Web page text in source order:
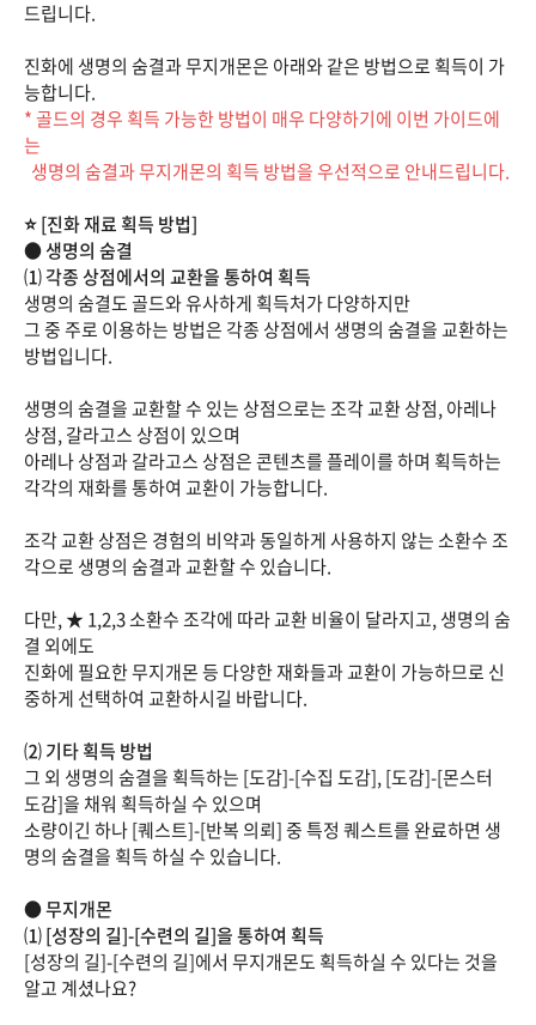
드립니다.
진화에 생명의 숨결과 무지개몬은 아래와 같은 방법으로 획득이 가
능합니다.
* 골드의 경우 획득 가능한 방법이 매우 다양하기에 이번 가이드에
는
생명의 숨결과 무지개몬의 획득 방법을 우선적으로 안내드립니다.
⭐️ [진화 재료 획득 방법]
● 생명의 숨결
⑴ 각종 상점에서의 교환을 통하여 획득
생명의 숨결도 골드와 유사하게 획득처가 다양하지만
그 중 주로 이용하는 방법은 각종 상점에서 생명의 숨결을 교환하는
방법입니다.
생명의 숨결을 교환할 수 있는 상점으로는 조각 교환 상점, 아레나
상점, 갈라고스 상점이 있으며
아레나 상점과 갈라고스 상점은 콘텐츠를 플레이를 하며 획득하는
각각의 재화를 통하여 교환이 가능합니다.
조각 교환 상점은 경험의 비약과 동일하게 사용하지 않는 소환수 조
각으로 생명의 숨결과 교환할 수 있습니다.
다만, ★ 1,2,3 소환수 조각에 따라 교환 비율이 달라지고, 생명의 숨
결 외에도
진화에 필요한 무지개몬 등 다양한 재화들과 교환이 가능하므로 신
중하게 선택하여 교환하시길 바랍니다.
⑵ 기타 획득 방법
그 외 생명의 숨결을 획득하는 [도감]-[수집 도감], [도감]-[몬스터
도감]을 채워 획득하실 수 있으며
소량이긴 하나 [퀘스트]-[반복 의뢰] 중 특정 퀘스트를 완료하면 생
명의 숨결을 획득 하실 수 있습니다.
● 무지개몬
⑴ [성장의 길]-[수련의 길]을 통하여 획득
[성장의 길]-[수련의 길]에서 무지개몬도 획득하실 수 있다는 것을
알고 계셨나요?